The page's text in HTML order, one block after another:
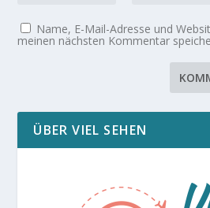
Name, E-Mail-Adresse und
meinen nächsten Kommentar
ÜBER VIEL SEHEN